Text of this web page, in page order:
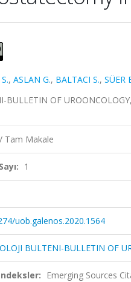
, ASLAN G., BALTACI S., SÜER
BULLETIN OF
Tam Makale
Sayı: 1
uob.galenos.2020.1564
BULTENI-BULLETIN OF
Emerging Sources